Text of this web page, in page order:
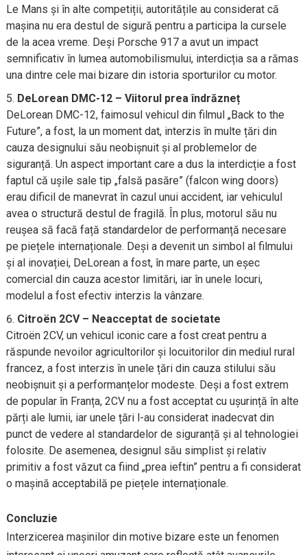
Le Mans și în alte competiții, autoritățile au considerat că
mașina nu era destul de sigură pentru a participa la cursele
de la acea vreme. Deși Porsche 917 a avut un impact
semnificativ în lumea automobilismului, interdicția sa a rămas
una dintre cele mai bizare din istoria sporturilor cu motor.
DeLorean DMC-12 – Viitorul prea îndrăzneț
DeLorean DMC-12, faimosul vehicul din filmul „Back to the
Future”, a fost, la un moment dat, interzis în multe țări din
cauza designului său neobișnuit și al problemelor de
siguranță. Un aspect important care a dus la interdicție a fost
faptul că ușile sale tip „falsă pasăre” (falcon wing doors)
erau dificil de manevrat în cazul unui accident, iar vehiculul
avea o structură destul de fragilă. În plus, motorul său nu
reușea să facă față standardelor de performanță necesare
pe piețele internaționale. Deși a devenit un simbol al filmului
și al inovației, DeLorean a fost, în mare parte, un eșec
comercial din cauza acestor limitări, iar în unele locuri,
modelul a fost efectiv interzis la vânzare.
Citroën 2CV – Neacceptat de societate
Citroën 2CV, un vehicul iconic care a fost creat pentru a
răspunde nevoilor agricultorilor și locuitorilor din mediul rural
francez, a fost interzis în unele țări din cauza stilului său
neobișnuit și a performanțelor modeste. Deși a fost extrem
de popular în Franța, 2CV nu a fost acceptat cu ușurință în alte
părți ale lumii, iar unele țări l-au considerat inadecvat din
punct de vedere al standardelor de siguranță și al tehnologiei
folosite. De asemenea, designul său simplist și relativ
primitiv a fost văzut ca fiind „prea ieftin” pentru a fi considerat
o mașină acceptabilă pe piețele internaționale.
Concluzie
Interzicerea mașinilor din motive bizare este un fenomen